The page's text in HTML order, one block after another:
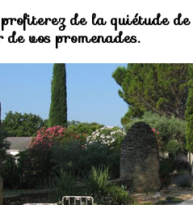
de la quiétude
de vos promenades.